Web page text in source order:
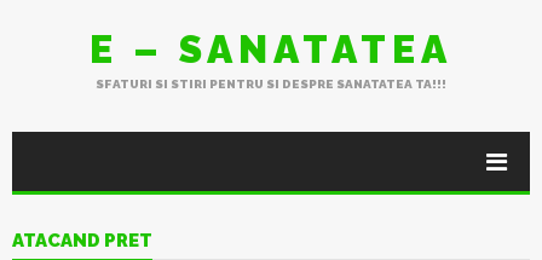
E – SANATATEA
SFATURI SI STIRI PENTRU SI DESPRE SANATATEA TA!!!
ATACAND PRET